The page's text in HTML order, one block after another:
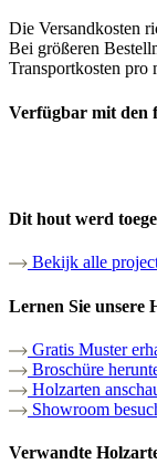
Die Versandkosten
Bei größeren
Transportkosten pro
Verfügbar mit den
Dit hout werd
Bekijk alle
Lernen Sie unsere
Gratis Muster
Broschüre
Holzarten
Showroom
Verwandte